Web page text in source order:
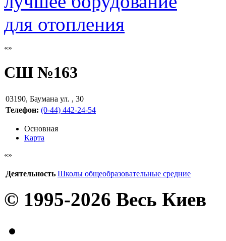
СШ №163
03190, Баумана ул. , 30
Телефон: (0-44) 442-24-54
Основная
Карта
Деятельность Школы общеобразовательные средние
© 1995-2026 Весь Киев